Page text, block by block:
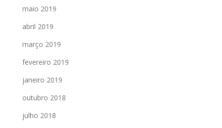
maio 2019
abril 2019
março 2019
fevereiro 2019
janeiro 2019
outubro 2018
julho 2018